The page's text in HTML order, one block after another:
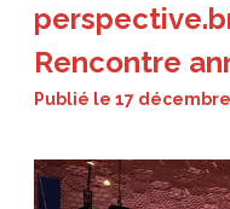
Rencontre
Publié le17